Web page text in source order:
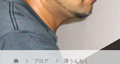
ブログ 漆うんちく